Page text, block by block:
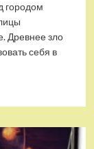
городом
Древнее зло
себя в